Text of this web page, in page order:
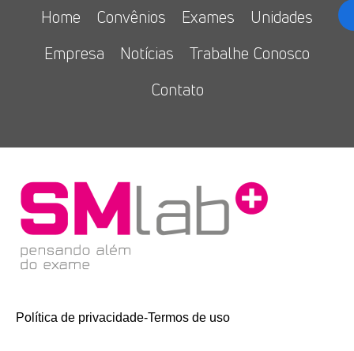
Home Convênios Exames
Unidades
Empresa
Notícias
Trabalhe Conosco
Contato
Política de privacidade-Termos de uso